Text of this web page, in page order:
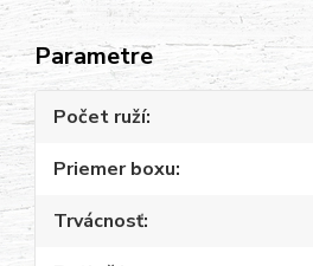
Parametre
Počet ruží
Priemer boxu
Trvácnosť